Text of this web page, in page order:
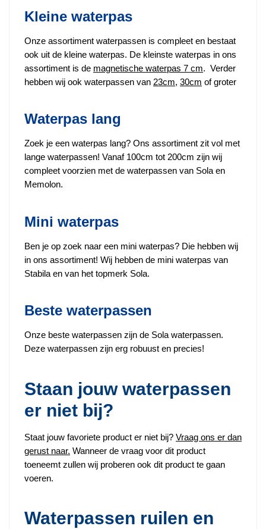
Kleine waterpas
Onze assortiment waterpassen is compleet en bestaat
ook uit de kleine waterpas. De kleinste waterpas in ons
assortiment is de magnetische waterpas 7 cm. Verder
hebben wij ook waterpassen van 23cm, 30cm of groter
Waterpas lang
Zoek je een waterpas lang? Ons assortiment zit vol met
lange waterpassen! Vanaf 100cm tot 200cm zijn wij
compleet voorzien met de waterpassen van Sola en
Memolon.
Mini waterpas
Ben je op zoek naar een mini waterpas? Die hebben wij
in ons assortiment! Wij hebben de mini waterpas van
Stabila en van het topmerk Sola.
Beste waterpassen
Onze beste waterpassen zijn de Sola waterpassen.
Deze waterpassen zijn erg robuust en precies!
Staan jouw waterpassen
er niet bij?
Staat jouw favoriete product er niet bij? Vraag ons er dan
gerust naar. Wanneer de vraag voor dit product
toeneemt zullen wij proberen ook dit product te gaan
voeren.
Waterpassen ruilen en